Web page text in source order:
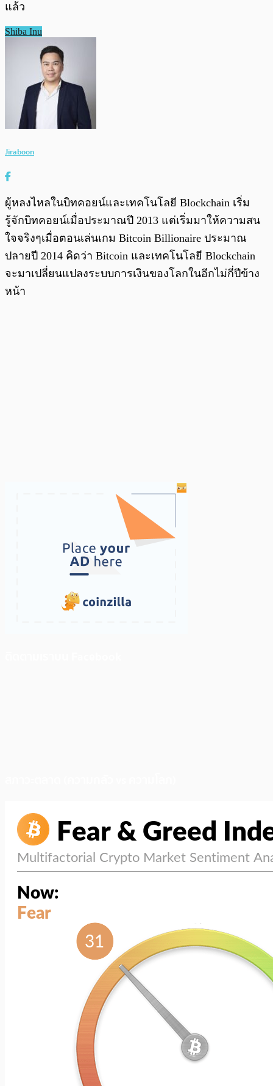
แล้ว
Shiba Inu
Jiraboon
ผู้หลงไหลในบิทคอยน์และเทคโนโลยี Blockchain เริ่ม
รู้จักบิทคอยน์เมื่อประมาณปี 2013 แต่เริ่มมาให้ความสน
ใจจริงๆเมื่อตอนเล่นเกม Bitcoin Billionaire ประมาณ
ปลายปี 2014 คิดว่า Bitcoin และเทคโนโลยี Blockchain
จะมาเปลี่ยนแปลงระบบการเงินของโลกในอีกไม่กี่ปีข้าง
หน้า